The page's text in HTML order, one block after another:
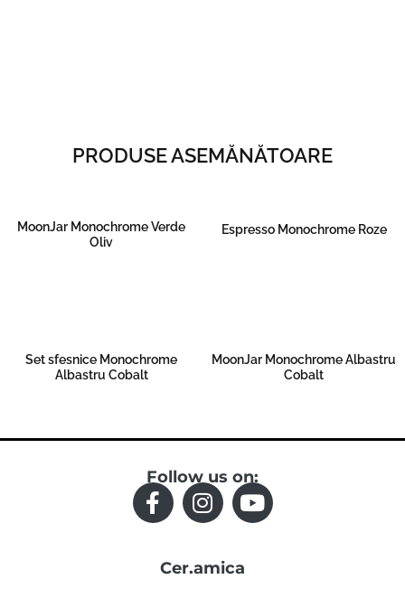
PRODUSE ASEMĂNĂTOARE
MoonJar Monochrome Verde
Oliv
Espresso Monochrome Roze
Set sfesnice Monochrome
Albastru Cobalt
MoonJar Monochrome Albastru
Cobalt
Follow us on:
F
c
e
I
s
t
Y
Cer.amica